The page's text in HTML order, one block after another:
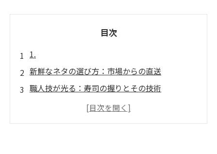
目次
1.
新鮮なネタの選び方：市場からの直送
職人技が光る：寿司の握りとその技術
定番から珍味まで：種類豊富なネタの魅力
寿司と相性抜群のドリンク：意外なペアリング